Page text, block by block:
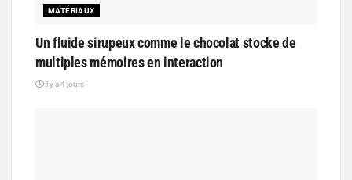
MATÉRIAUX
Un fluide sirupeux comme le chocolat stocke de
multiples mémoires en interaction
il y a 4 jours